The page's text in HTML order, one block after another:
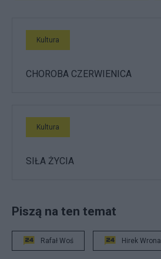
Kultura
CHOROBA CZERWIENICA
Kultura
SIŁA ŻYCIA
Piszą na ten temat
Rafał Woś Hirek Wrona